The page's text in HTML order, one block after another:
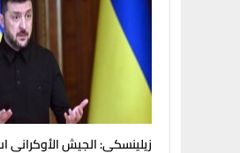
زيلينسكي: الجيش